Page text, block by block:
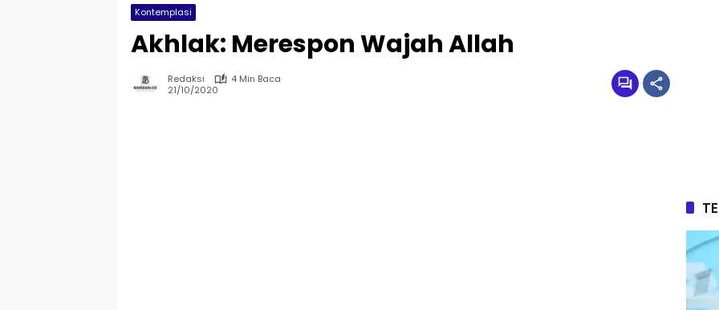
Kontemplasi
Akhlak: Merespon Wajah Allah
Redaksi
4 Min Baca
21/10/2020